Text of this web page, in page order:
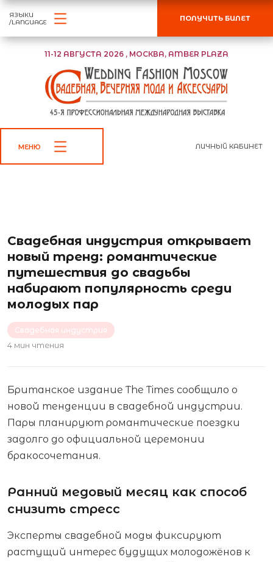
11-12 АВГУСТА 2026 , МОСКВА, AMBER PLAZA
ЛИЧНЫЙ КАБИНЕТ
ЯЗЫКИ
/LANGUAGE
ПОЛУЧИТЬ БИЛЕТ
МЕНЮ
Свадебная индустрия открывает
новый тренд: романтические
путешествия до свадьбы
набирают популярность среди
молодых пар
Свадебная индустрия
4 мин чтения
Британское издание The Times сообщило о
новой тенденции в свадебной индустрии.
Пары планируют романтические поездки
задолго до официальной церемонии
бракосочетания.
Ранний медовый месяц как способ
снизить стресс
Эксперты свадебной моды фиксируют
растущий интерес будущих молодожёнов к